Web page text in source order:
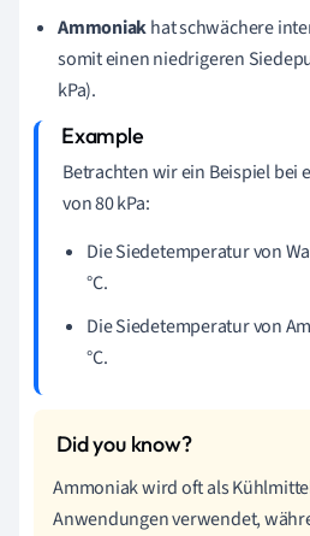
Ammoniakhat schwächere
somit einen niedrigeren
kPa).
Betrachten wir ein Beispiel bei
von 80 kPa:
Die Siedetemperatur von
°C.
Die Siedetemperatur von
°C.
Ammoniak wird oft als
Anwendungen verwendet,